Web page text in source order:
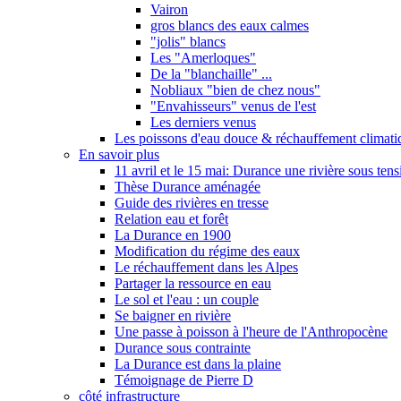
Vairon
gros blancs des eaux calmes
"jolis" blancs
Les "Amerloques"
De la "blanchaille" ...
Nobliaux "bien de chez nous"
"Envahisseurs" venus de l'est
Les derniers venus
Les poissons d'eau douce & réchauffement
En savoir plus
11 avril et le 15 mai: Durance une rivière sous
Thèse Durance aménagée
Guide des rivières en tresse
Relation eau et forêt
La Durance en 1900
Modification du régime des eaux
Le réchauffement dans les Alpes
Partager la ressource en eau
Le sol et l'eau : un couple
Se baigner en rivière
Une passe à poisson à l'heure de l'Anthropocène
Durance sous contrainte
La Durance est dans la plaine
Témoignage de Pierre D
côté infrastructure